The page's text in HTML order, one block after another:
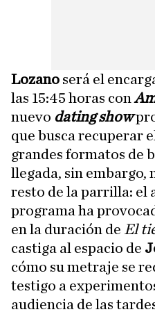
Lozano será el
las 15:45 horas con
nuevo dating show
que busca recuperar
grandes formatos de
llegada, sin embargo,
resto de la parrilla: el
programa ha
en la duración de El
castiga al espacio de
cómo su metraje se
testigo a
audiencia de las